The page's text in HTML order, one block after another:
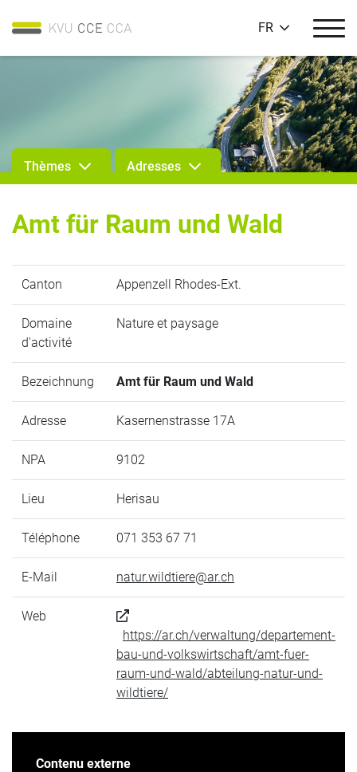
FR
Thèmes Adresses
Amt für Raum und Wald
Canton Appenzell Rhodes-Ext.
Domaine
d'activité
Nature et paysage
Bezeichnung Amt für Raum und Wald
Adresse Kasernenstrasse 17A
NPA 9102
Lieu Herisau
Téléphone 071 353 67 71
E-Mail natur.wildtiere@ar.ch
Web
https://ar.ch/verwaltung/departement-
bau-und-volkswirtschaft/amt-fuer-
raum-und-wald/abteilung-natur-und-
wildtiere/
Contenu externe